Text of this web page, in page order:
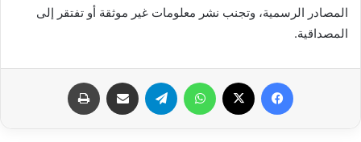
المصادر الرسمية، وتجنب نشر معلومات غير موثقة أو تفتقر إلى
المصداقية.
فيسبوك واتساب تيلقرام مشاركة عبر البريد